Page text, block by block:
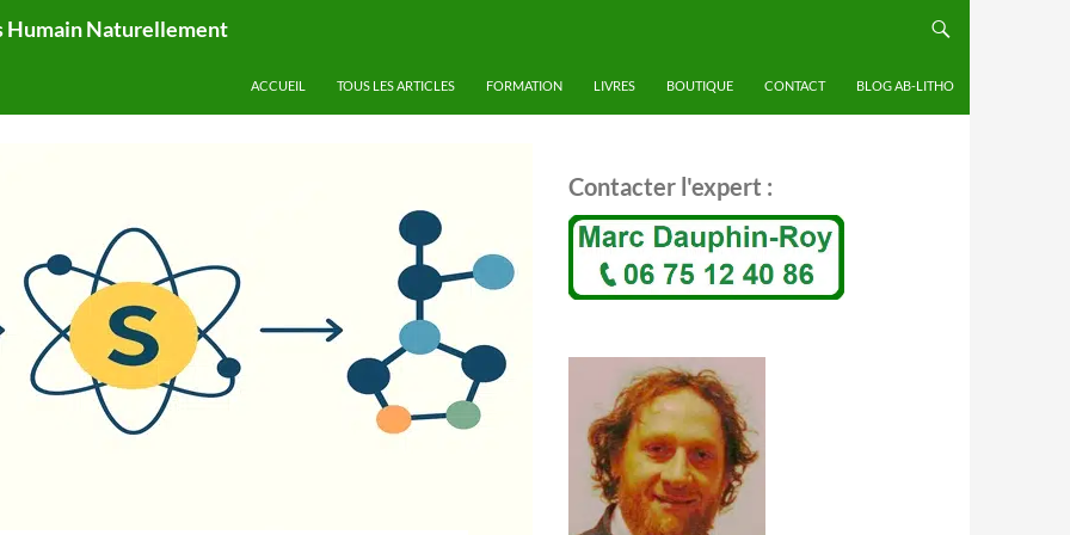
Humain Naturellement
ACCUEIL TOUS LES ARTICLES FORMATION LIVRES BOUTIQUE CONTACT BLOG AB-LITHO
Contacter l'expert :